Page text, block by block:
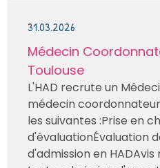
31.03.2026
Médecin
Toulouse
L'HAD recrute un
médecin
les suivantes :Prise en
d'évaluationÉvaluation
d'admission en